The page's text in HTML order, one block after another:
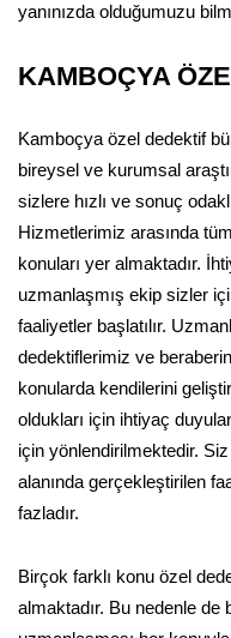
yanınızda olduğumuzu
KAMBOÇYA
Kamboçya özel dedektif
bireysel ve kurumsal
sizlere hızlı ve sonuç
Hizmetlerimiz arasında
konuları yer almaktadır.
uzmanlaşmış ekip sizler
faaliyetler başlatılır.
dedektiflerimiz ve
konularda kendilerini
oldukları için ihtiyaç
için yönlendirilmektedir.
alanında gerçekleştirilen
fazladır.
Birçok farklı konu özel
almaktadır. Bu nedenle